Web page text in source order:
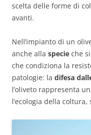
scelta delle forme di
avanti.
Nell’impianto di un
anche alla specie che
che condiziona la
patologie: la difesa
l’oliveto rappresenta
l’ecologia della